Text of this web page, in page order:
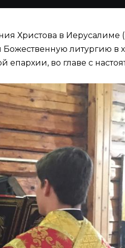
Христова в Иерусалиме
литургию в
епархии, во главе с